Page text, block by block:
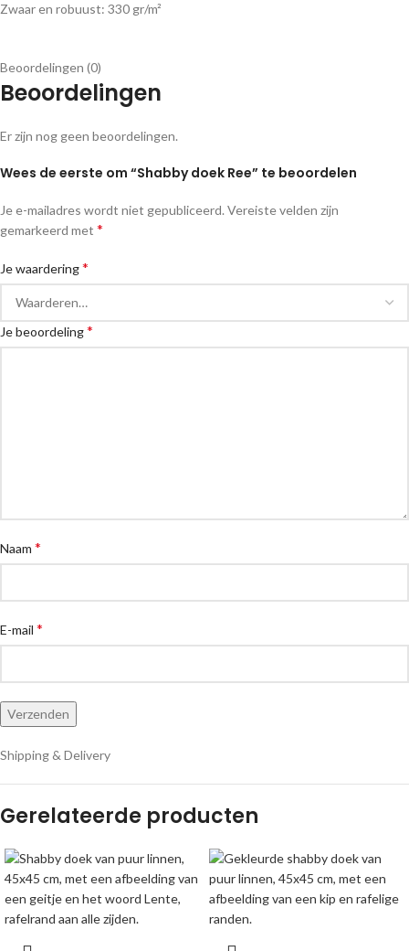
Zwaar en robuust: 330 gr/m²
Beoordelingen (0)
Beoordelingen
Er zijn nog geen beoordelingen.
Wees de eerste om “Shabby doek Ree” te beoordelen
Je e-mailadres wordt niet gepubliceerd. Vereiste velden zijn
gemarkeerd met *
Je waardering*
Je beoordeling*
Naam *
E-mail *
Shipping & Delivery
Gerelateerde producten